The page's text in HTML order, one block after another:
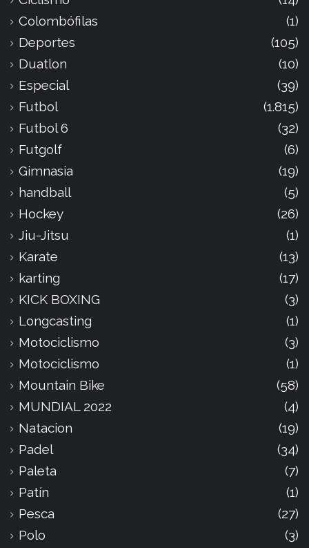
Colombófilas
(1)
Deportes
(105)
Duatlon
(10)
Especial
(39)
Futbol
(1.815)
Futbol 6
(32)
Futgolf
(6)
Gimnasia
(19)
handball
(5)
Hockey
(26)
Jiu-Jitsu
(1)
Karate
(13)
karting
(17)
KICK BOXING
(3)
Longcasting
(1)
Motociclismo
(3)
Motociclismo
(1)
Mountain Bike
(58)
MUNDIAL 2022
(4)
Natacion
(19)
Padel
(34)
Paleta
(7)
Patín
(1)
Pesca
(27)
Polo
(3)